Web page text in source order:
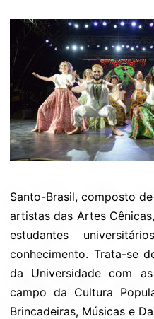
Santo-Brasil, composto
artistas das Artes
estudantes
conhecimento. Trata-se
da Universidade com
campo da Cultura
Brincadeiras, Músicas e